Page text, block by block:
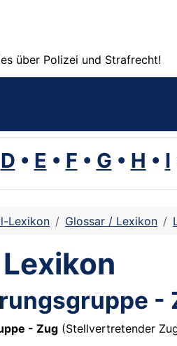
über Polizei und Strafrecht!
D • E • F • G • H • I
Lexikon Glossar / Lexikon
-
- Zug (Stellvertretender